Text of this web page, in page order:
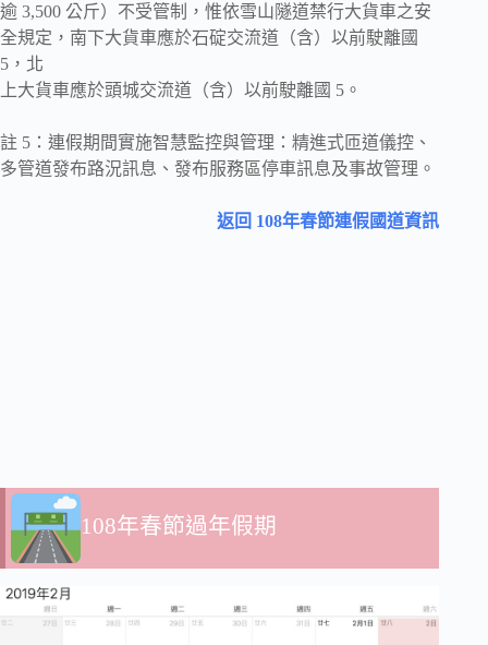
逾 3,500 公斤）不受管制，惟依雪山隧道禁行大貨車之安
全規定，南下大貨車應於石碇交流道（含）以前駛離國
5，北
上大貨車應於頭城交流道（含）以前駛離國 5。
註 5：連假期間實施智慧監控與管理：精進式匝道儀控、
多管道發布路況訊息、發布服務區停車訊息及事故管理。
返回 108年春節連假國道資訊
108年春節過年假期